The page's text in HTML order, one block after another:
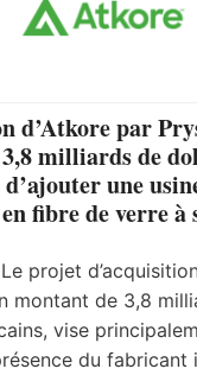
d’Atkore par
milliards de
une
fibre de verre à
projet
montant de 3,8
vise
du fabricant